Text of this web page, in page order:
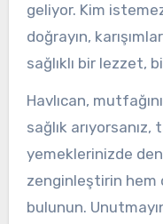
geliyor. Kim
doğrayın,
sağlıklı bir lezzet,
Havlıcan,
sağlık
yemeklerinizde
zenginleştirin hem
bulunun.